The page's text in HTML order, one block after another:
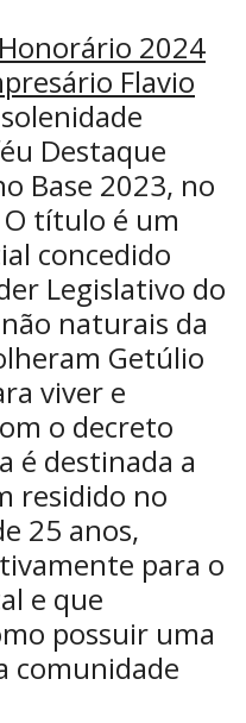
2024
Flavio
Destaque
Base 2023, no
título é um
concedido
Legislativo do
naturais da
Getúlio
viver e
o decreto
é destinada a
residido no
25 anos,
para o
e que
possuir uma
comunidade